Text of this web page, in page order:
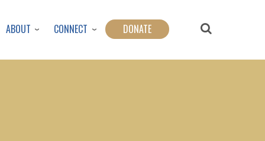
ABOUT CONNECT DONATE